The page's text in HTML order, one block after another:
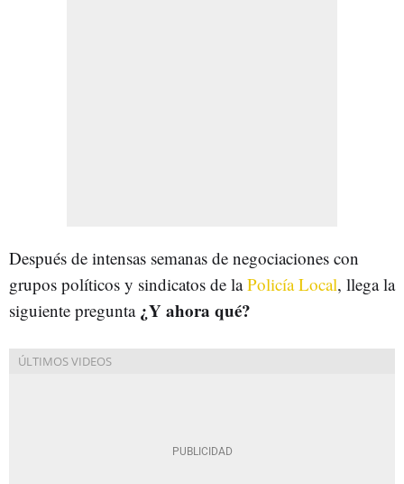
Después de intensas semanas de negociaciones con
grupos políticos y sindicatos de laPolicía Local, llega la
siguiente pregunta ¿Y ahora qué?